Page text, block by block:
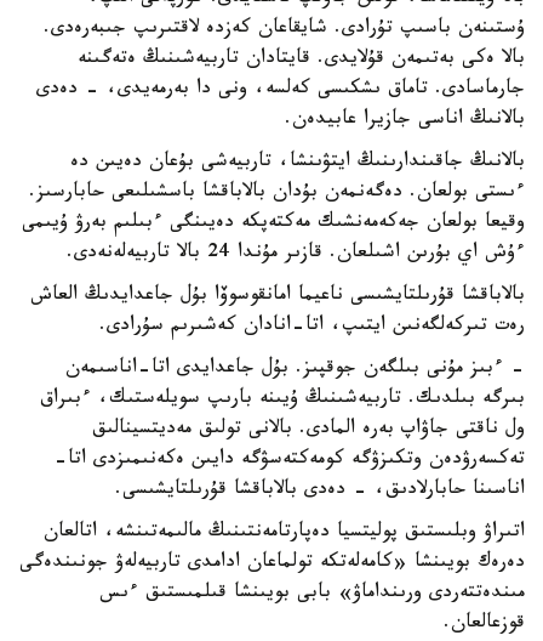
ۇستىنەن باسىپ تۇرادى. شايقاعان كەزدە لاقتىرىپ جىبەرەدى.
بالا ەكى بەتىمەن قۇلايدى. قايتادان تاربيەشىنىڭ ەتەگىنە
جارماسادى. تاماق ىشكىسى كەلسە، ونى دا بەرمەيدى، - دەدى
بالانىڭ اناسى جازيرا عابيدەن.
بالانىڭ جاقىندارىنىڭ ايتۋىنشا، تاربيەشى بۇعان دەيىن دە
ءىستى بولعان. دەگەنمەن بۇدان بالاباقشا باسشىلىعى حابارسىز.
وقيعا بولعان جەكەمەنشىك مەكتەپكە دەيىنگى ءبىلىم بەرۋ ۇيىمى
ءۇش اي بۇرىن اشىلعان. قازىر مۇندا 24 بالا تاربيەلەنەدى.
بالاباقشا قۇرىلتايشىسى ناعيما امانقوسوۆا بۇل جاعدايدىڭ العاش
رەت تىركەلگەنىن ايتىپ، اتا-انادان كەشىرىم سۇرادى.
- ءبىز مۇنى بىلگەن جوقپىز. بۇل جاعدايدى اتا-اناسىمەن
بىرگە بىلدىك. تاربيەشىنىڭ ۇيىنە بارىپ سويلەستىك، ءبىراق
ول ناقتى جاۋاپ بەرە المادى. بالانى تولىق مەديتسينالىق
تەكسەرۋدەن وتكىزۋگە كومەكتەسۋگە دايىن ەكەنىمىزدى اتا-
اناسىنا حابارلادىق، - دەدى بالاباقشا قۇرىلتايشىسى.
اتىراۋ وبلىستىق پوليتسيا دەپارتامەنتىنىڭ مالىمەتىنشە، اتالعان
دەرەك بويىنشا «كامەلەتكە تولماعان ادامدى تاربيەلەۋ جونىندەگى
مىندەتتەردى ورىنداماۋ» بابى بويىنشا قىلمىستىق ءىس
قوزعالعان.